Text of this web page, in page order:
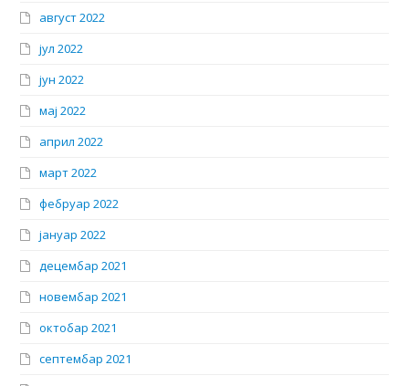
август 2022
јул 2022
јун 2022
мај 2022
април 2022
март 2022
фебруар 2022
јануар 2022
децембар 2021
новембар 2021
октобар 2021
септембар 2021